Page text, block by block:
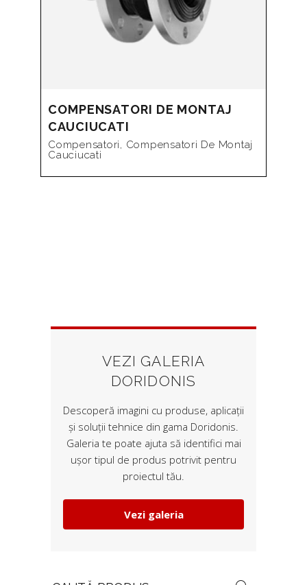
COMPENSATORI DE MONTAJ
CAUCIUCATI
Compensatori, Compensatori De Montaj
Cauciucati
VEZI GALERIA
DORIDONIS
Descoperă imagini cu produse, aplicații
și soluții tehnice din gama Doridonis.
Galeria te poate ajuta să identifici mai
ușor tipul de produs potrivit pentru
proiectul tău.
Vezi galeria